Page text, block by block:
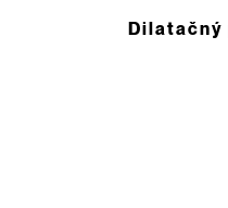
Dilatačný